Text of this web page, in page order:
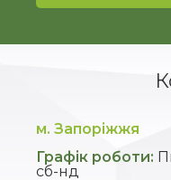
м. Запоріжжя
Графік роботи:
сб-нд